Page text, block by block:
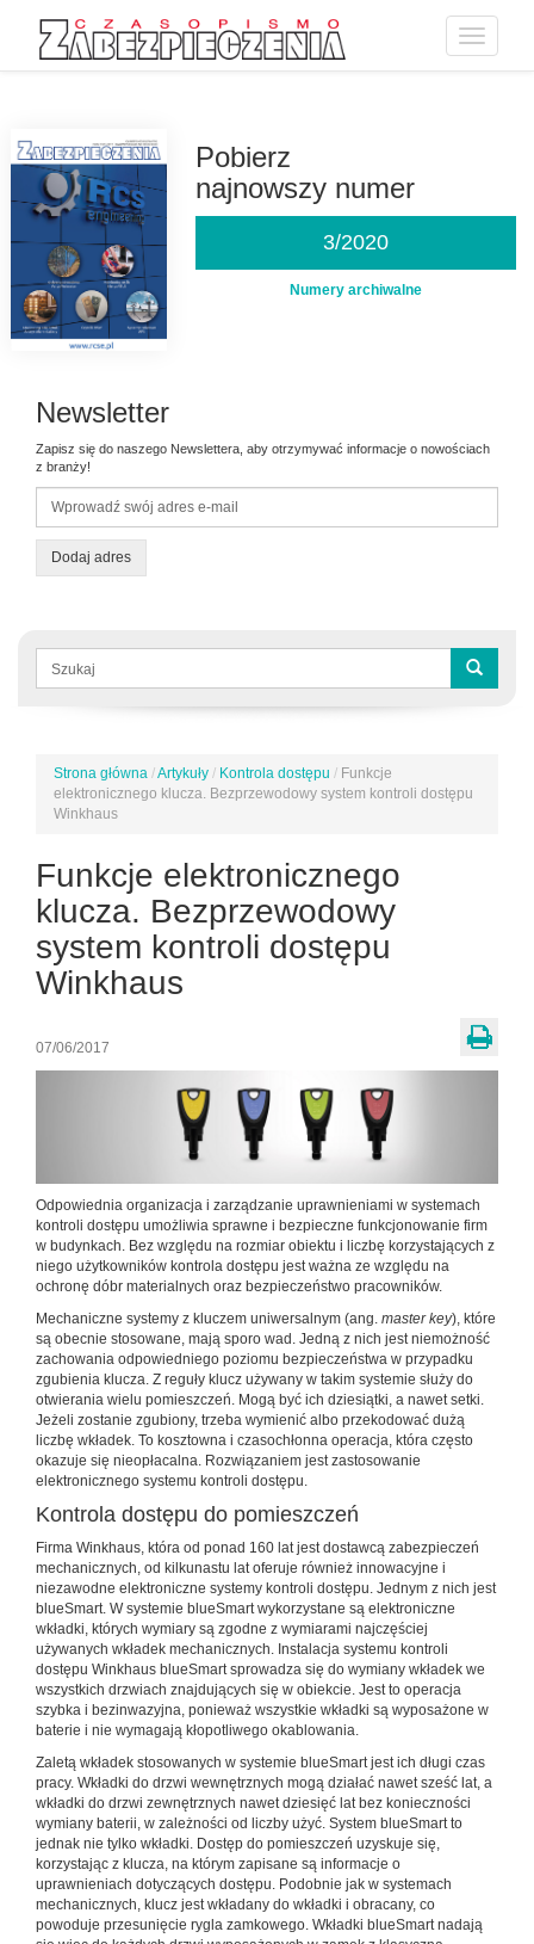
Toggle
Pobierz
najnowszy numer
3/2020
Numery archiwalne
Newsletter
Zapisz się do naszego Newslettera, aby otrzymywać informacje o nowościach
z branży!
Dodaj adres
Formularz
wyszukiwania
Jesteś
tutaj
Strona główna /Artykuły / Kontrola dostępu / Funkcje
elektronicznego klucza. Bezprzewodowy system kontroli dostępu
Winkhaus
Funkcje elektronicznego
klucza. Bezprzewodowy
system kontroli dostępu
Winkhaus
07/06/2017
Odpowiednia organizacja i zarządzanie uprawnieniami w systemach
kontroli dostępu umożliwia sprawne i bezpieczne funkcjonowanie firm
w budynkach. Bez względu na rozmiar obiektu i liczbę korzystających z
niego użytkowników kontrola dostępu jest ważna ze względu na
ochronę dóbr materialnych oraz bezpieczeństwo pracowników.
Mechaniczne systemy z kluczem uniwersalnym (ang. master key), które
są obecnie stosowane, mają sporo wad. Jedną z nich jest niemożność
zachowania odpowiedniego poziomu bezpieczeństwa w przypadku
zgubienia klucza. Z reguły klucz używany w takim systemie służy do
otwierania wielu pomieszczeń. Mogą być ich dziesiątki, a nawet setki.
Jeżeli zostanie zgubiony, trzeba wymienić albo przekodować dużą
liczbę wkładek. To kosztowna i czasochłonna operacja, która często
okazuje się nieopłacalna. Rozwiązaniem jest zastosowanie
elektronicznego systemu kontroli dostępu.
Kontrola dostępu do pomieszczeń
Firma Winkhaus, która od ponad 160 lat jest dostawcą zabezpieczeń
mechanicznych, od kilkunastu lat oferuje również innowacyjne i
niezawodne elektroniczne systemy kontroli dostępu. Jednym z nich jest
blueSmart. W systemie blueSmart wykorzystane są elektroniczne
wkładki, których wymiary są zgodne z wymiarami najczęściej
używanych wkładek mechanicznych. Instalacja systemu kontroli
dostępu Winkhaus blueSmart sprowadza się do wymiany wkładek we
wszystkich drzwiach znajdujących się w obiekcie. Jest to operacja
szybka i bezinwazyjna, ponieważ wszystkie wkładki są wyposażone w
baterie i nie wymagają kłopotliwego okablowania.
Zaletą wkładek stosowanych w systemie blueSmart jest ich długi czas
pracy. Wkładki do drzwi wewnętrznych mogą działać nawet sześć lat, a
wkładki do drzwi zewnętrznych nawet dziesięć lat bez konieczności
wymiany baterii, w zależności od liczby użyć. System blueSmart to
jednak nie tylko wkładki. Dostęp do pomieszczeń uzyskuje się,
korzystając z klucza, na którym zapisane są informacje o
uprawnieniach dotyczących dostępu. Podobnie jak w systemach
mechanicznych, klucz jest wkładany do wkładki i obracany, co
powoduje przesunięcie rygla zamkowego. Wkładki blueSmart nadają